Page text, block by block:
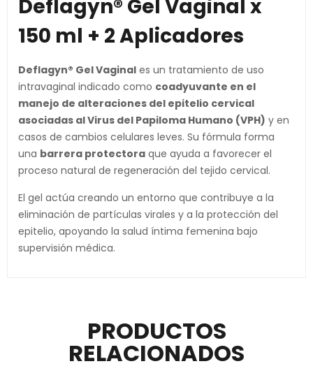
Deflagyn® Gel Vaginal x
150 ml + 2 Aplicadores
Deflagyn® Gel Vaginal es un tratamiento de uso
intravaginal indicado como coadyuvante en el
manejo de alteraciones del epitelio cervical
asociadas al Virus del Papiloma Humano (VPH) y en
casos de cambios celulares leves. Su fórmula forma
una barrera protectora que ayuda a favorecer el
proceso natural de regeneración del tejido cervical.
El gel actúa creando un entorno que contribuye a la
eliminación de partículas virales y a la protección del
epitelio, apoyando la salud íntima femenina bajo
supervisión médica.
PRODUCTOS
RELACIONADOS